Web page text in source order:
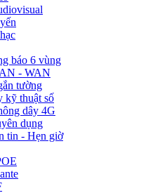
báo 6 vùng
- WAN
tường
kỹ thuật số
dây 4G
dụng
tin - Hẹn giờ